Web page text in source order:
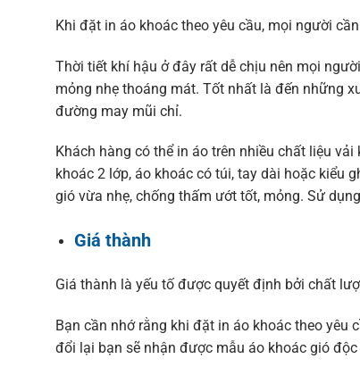
Khi đặt in áo khoác theo yêu cầu, mọi người
Thời tiết khí hậu ở đây rất dễ chịu nên mọi
mỏng nhẹ thoáng mát. Tốt nhất là đến những
đường may mũi chỉ.
Khách hàng có thể in áo trên nhiều chất liệu
khoác 2 lớp, áo khoác có túi, tay dài hoặc kiểu
gió vừa nhẹ, chống thấm ướt tốt, mỏng. Sử
Giá thành
Giá thành là yếu tố được quyết định bởi chất
Bạn cần nhớ rằng khi đặt in áo khoác theo yêu
đổi lại bạn sẽ nhận được mẫu áo khoác gió